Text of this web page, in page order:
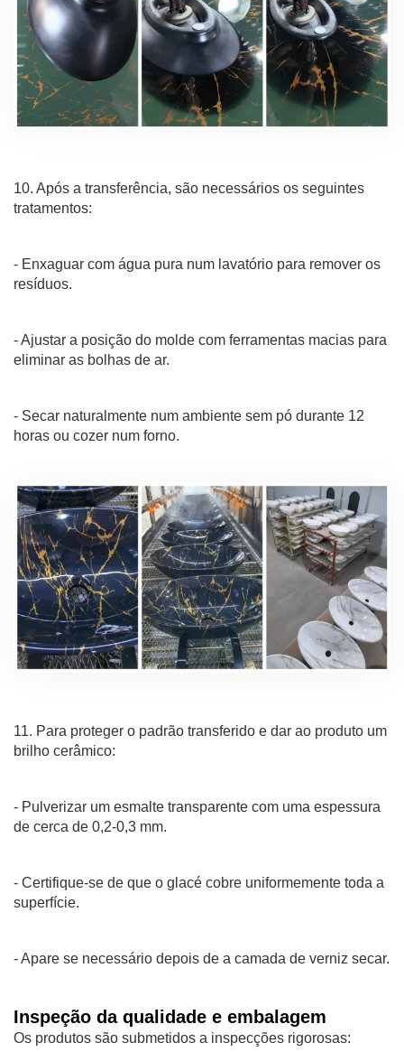
10. Após a transferência, são necessários os seguintes
tratamentos:
- Enxaguar com água pura num lavatório para remover os
resíduos.
- Ajustar a posição do molde com ferramentas macias para
eliminar as bolhas de ar.
- Secar naturalmente num ambiente sem pó durante 12
horas ou cozer num forno.
11. Para proteger o padrão transferido e dar ao produto um
brilho cerâmico:
- Pulverizar um esmalte transparente com uma espessura
de cerca de 0,2-0,3 mm.
- Certifique-se de que o glacé cobre uniformemente toda a
superfície.
- Apare se necessário depois de a camada de verniz secar.
Inspeção da qualidade e embalagem
Os produtos são submetidos a inspecções rigorosas: